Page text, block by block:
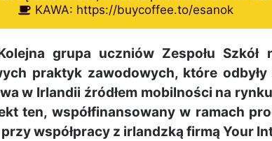
KAWA: https://buycoffee.to/esanok
Kolejna grupa uczniów Zespołu
praktyk zawodowych, które
w Irlandii źródłem mobilności na
ten, współfinansowany w ramach
współpracy z irlandzką firmą Your